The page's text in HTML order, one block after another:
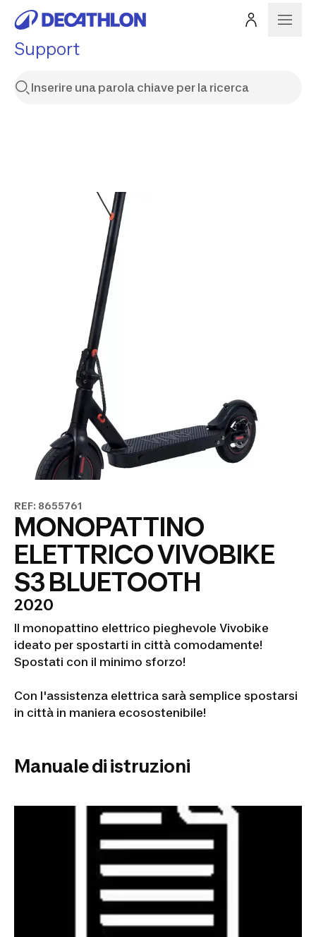
Support
REF: 8655761
MONOPATTINO
ELETTRICO VIVOBIKE
S3 BLUETOOTH
2020
Il monopattino elettrico pieghevole Vivobike
ideato per spostarti in città comodamente!
Spostati con il minimo sforzo!
Con l'assistenza elettrica sarà semplice spostarsi
in città in maniera ecosostenibile!
Manuale di istruzioni